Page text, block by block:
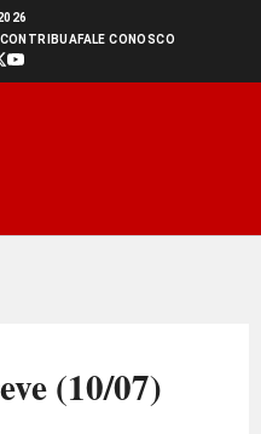
CONTRIBUAFALE CONOSCO
(10/07)